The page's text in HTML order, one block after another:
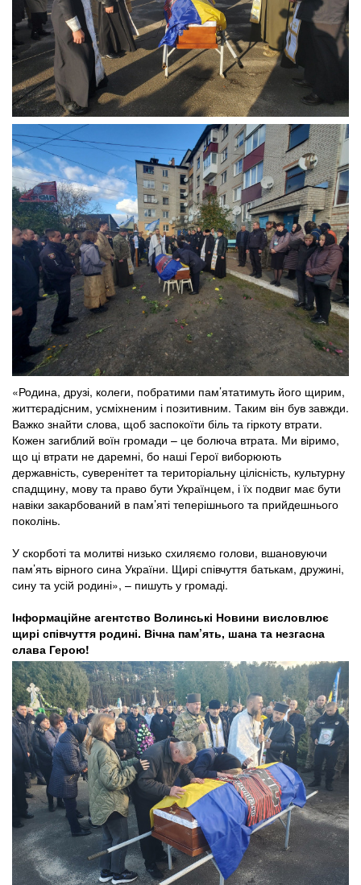
«Родина, друзі, колеги, побратими пам’ятатимуть його щирим,
життєрадісним, усміхненим і позитивним. Таким він був завжди.
Важко знайти слова, щоб заспокоїти біль та гіркоту втрати.
Кожен загиблий воїн громади – це болюча втрата. Ми віримо,
що ці втрати не даремні, бо наші Герої виборюють
державність, суверенітет та територіальну цілісність, культурну
спадщину, мову та право бути Українцем, і їх подвиг має бути
навіки закарбований в пам’яті теперішнього та прийдешнього
поколінь.
У скорботі та молитві низько схиляємо голови, вшановуючи
пам’ять вірного сина України. Щирі співчуття батькам, дружині,
сину та усій родині», – пишуть у громаді.
Інформаційне агентство Волинські Новини висловлює
щирі співчуття родині. Вічна пам’ять, шана та незгасна
слава Герою!